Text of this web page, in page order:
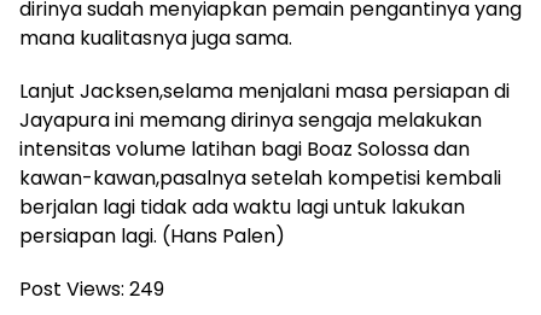
dirinya sudah menyiapkan pemain pengantinya yang
mana kualitasnya juga sama.
Lanjut Jacksen,selama menjalani masa persiapan di
Jayapura ini memang dirinya sengaja melakukan
intensitas volume latihan bagi Boaz Solossa dan
kawan-kawan,pasalnya setelah kompetisi kembali
berjalan lagi tidak ada waktu lagi untuk lakukan
persiapan lagi. (Hans Palen)
Post Views: 249